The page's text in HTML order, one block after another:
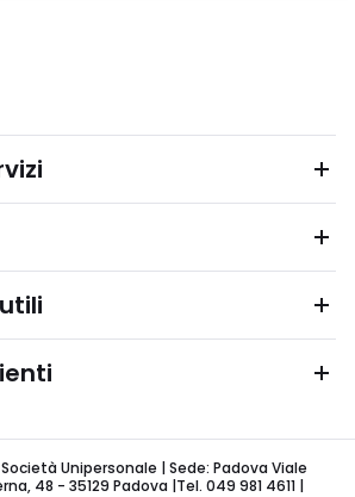
Società Unipersonale | Sede: Padova Viale
48 - 35129 Padova |Tel. 049 981 4611 |